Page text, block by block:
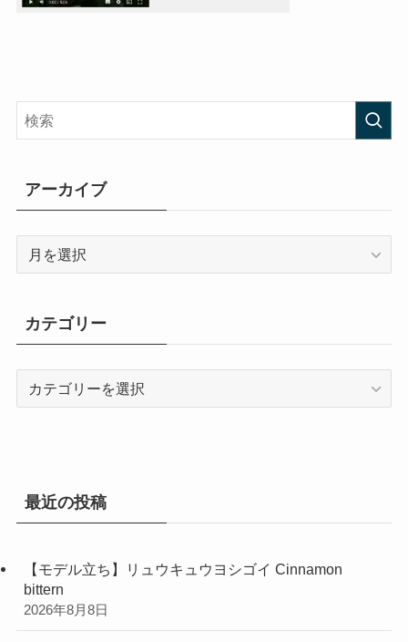
アーカイブ
ブ
カテゴリー
最近の投稿
【モデル立ち】リュウキュウヨシゴイ Cinnamon
bittern
2026年8月8日